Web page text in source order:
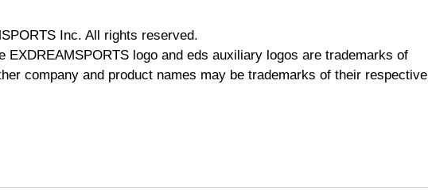
Inc. All rights reserved.
EXDREAMSPORTS logo and eds auxiliary logos are trademarks of
company and product names may be trademarks of their respective